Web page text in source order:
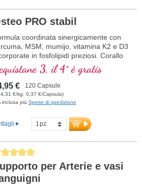
PRO stabil
coordinata sinergicamente con
MSM, mumijo, vitamina K2 e D3
in fosfolipidi preziosi. Corallo
contenente magnesio e calcio, che
al mantenimento di ossa
3, il 4° è gratis
€ 120 Capsule
€/kg, 0,37 €/Capsula)
inclusa più Spese di spedizione
rating of 5 out of 5 stars
per Arterie e vasi